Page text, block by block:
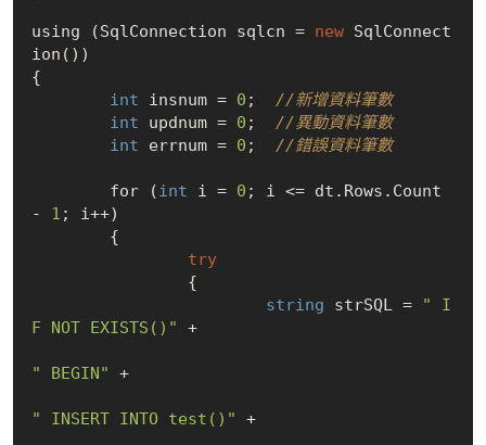
using (SqlConnection sqlcn = new SqlConnect
ion() )
{
int insnum = 0 ; //新增資料筆數
int updnum = 0
//異動資料筆數
int errnum = 0 ; //錯誤資料筆數
	for (
int i = 0 ; i <= dt.Rows.Count
- 1 ; i++)
try
string strSQL =
" I
F NOT EXISTS()" +
" BEGIN" +
" INSERT INTO test()" +